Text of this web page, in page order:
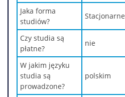
Jaka forma
studiów?
Stacjonarne
Czy studia są
płatne?
nie
W jakim języku
studia są
prowadzone?
polskim